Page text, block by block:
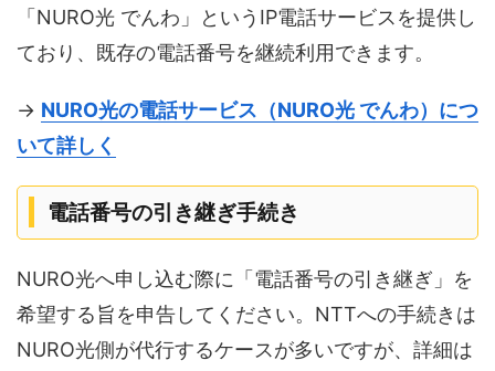
「NURO光 でんわ」というIP電話サービスを提供し
ており、既存の電話番号を継続利用できます。
→ NURO光の電話サービス（NURO光 でんわ）につ
いて詳しく
電話番号の引き継ぎ手続き
NURO光へ申し込む際に「電話番号の引き継ぎ」を
希望する旨を申告してください。NTTへの手続きは
NURO光側が代行するケースが多いですが、詳細は